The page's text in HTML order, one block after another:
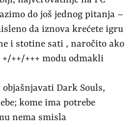
do još jednog pitanja –
da iznova krećete igru
i stotine sati , naročito ako
+/++/+++ modu odmakli
Dark Souls,
kome ima potrebe
nema smisla